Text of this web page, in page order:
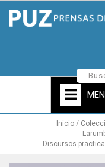
Inicio
Discursos